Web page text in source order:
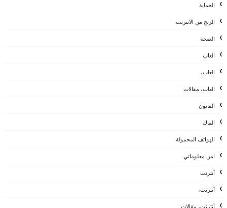
الحماية
الربح من الانترنت
الصحة
العاب
العاب،
العاب، مقالات
القانون
الماك
الهواتف المحمولة
امن معلوماتي
أنترنت
أنترنت،